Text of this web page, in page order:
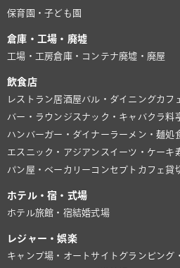
保育園・子ども園
倉庫・工場・廃墟
工場・工房倉庫・コンテナ廃墟・廃屋
飲食店
レストラン居酒屋バル・ダイニングカフ
バー・ラウンジ スナック・キャバクラ料
ハンバーガー・ダイナーラーメン・麺処
エスニック・アジアン スイーツ・ケーキ
パン屋・ベーカリー コンセプトカフェ貸
ホテル・宿・式場
ホテル旅館・宿結婚式場
レジャー・娯楽
キャンプ場・オートサイト グランピング